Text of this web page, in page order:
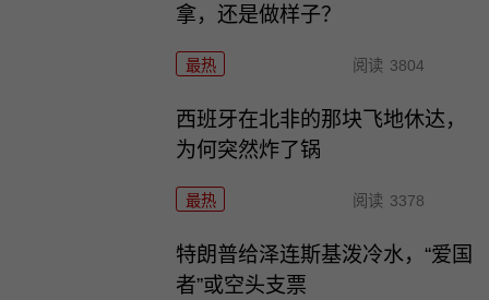
拿，还是做样子？
最热 阅读 3804
西班牙在北非的那块飞地休达，
为何突然炸了锅
最热 阅读 3378
特朗普给泽连斯基泼冷水，“爱国
者”或空头支票